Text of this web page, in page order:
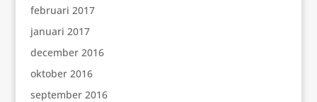
februari 2017
januari 2017
december 2016
oktober 2016
september 2016